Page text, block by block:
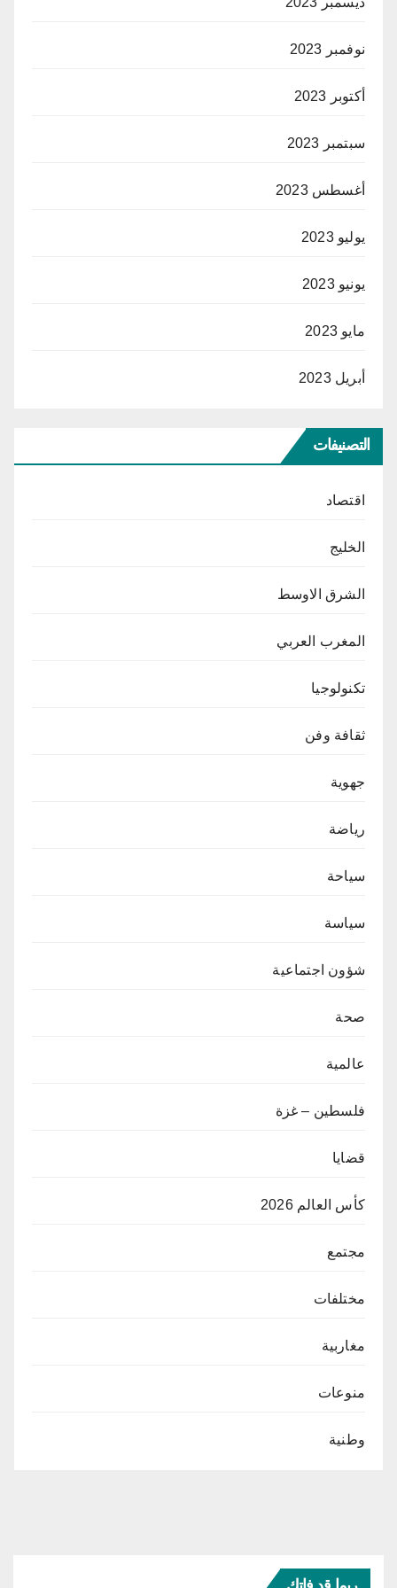
نوفمبر 2023
أكتوبر 2023
سبتمبر 2023
أغسطس 2023
يوليو 2023
يونيو 2023
مايو 2023
أبريل 2023
التصنيفات
اقتصاد
الخليج
الشرق الاوسط
المغرب العربي
تكنولوجيا
ثقافة وفن
جهوية
رياضة
سياحة
سياسة
شؤون اجتماعية
صحة
عالمية
فلسطين – غزة
قضايا
كأس العالم 2026
مجتمع
مختلفات
مغاربية
منوعات
وطنية